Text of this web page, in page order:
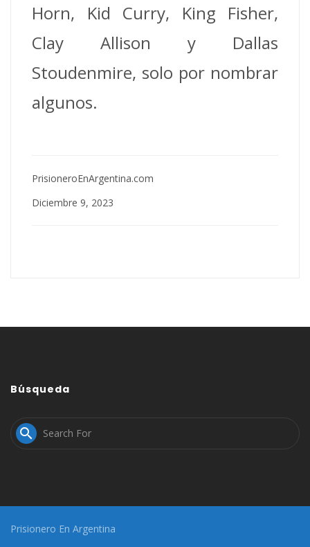
Horn, Kid Curry, King Fisher,
Clay Allison y Dallas
Stoudenmire, solo por nombrar
algunos.
PrisioneroEnArgentina.com
Diciembre 9, 2023
Búsqueda

Prisionero En Argentina